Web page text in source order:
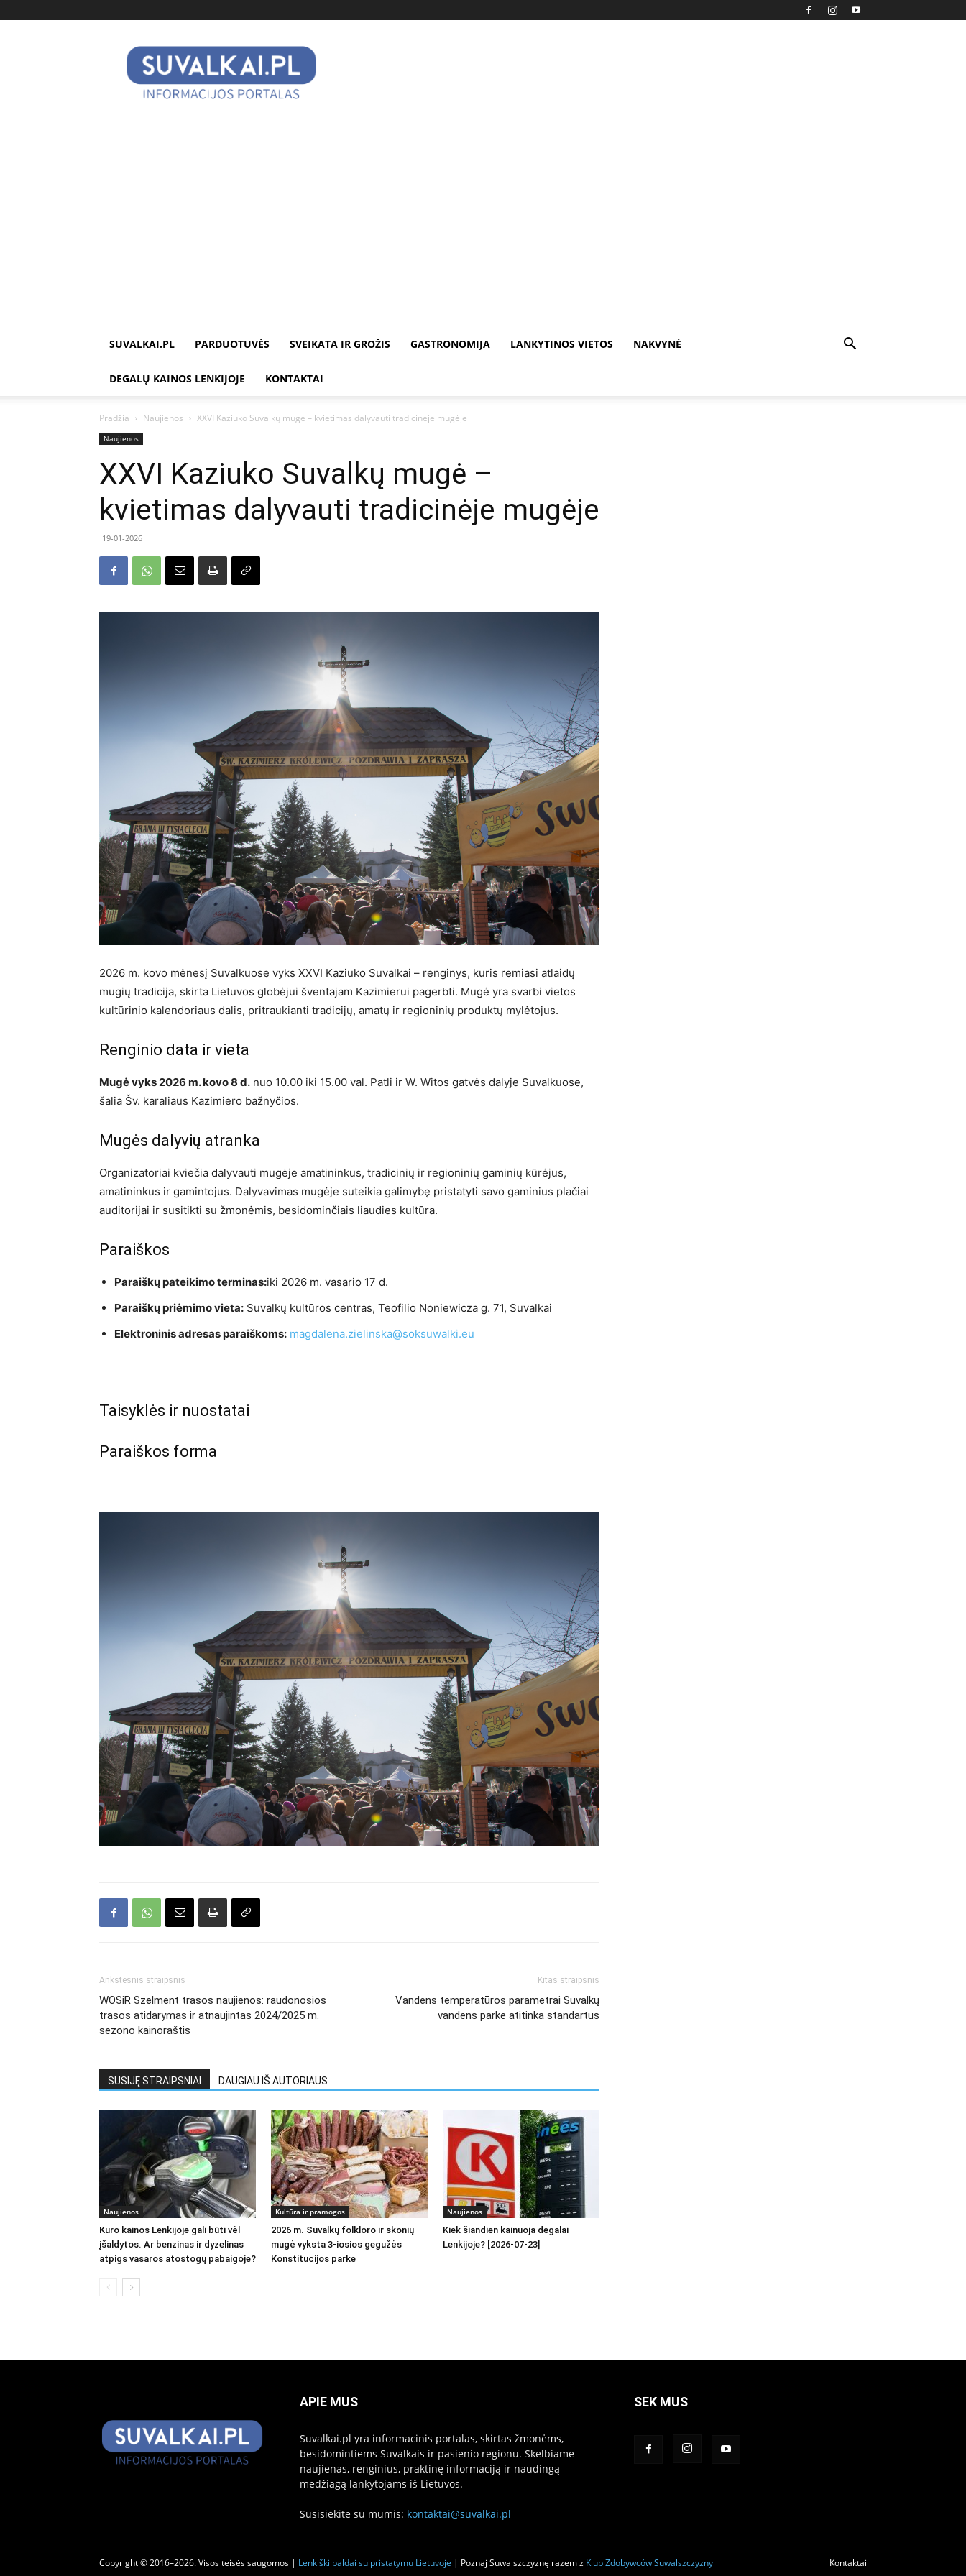
suvalkai.pl
SUVALKAI.PL PARDUOTUVĖS SVEIKATA IR GROŽIS GASTRONOMIJA LANKYTINOS VIETOS NAKVYNĖ
DEGALŲ KAINOS LENKIJOJE KONTAKTAI
Pradžia Naujienos XXVI Kaziuko Suvalkų mugė – kvietimas dalyvauti tradicinėje mugėje
Naujienos
XXVI Kaziuko Suvalkų mugė –
kvietimas dalyvauti tradicinėje mugėje
19-01-2026
2026 m. kovo mėnesį Suvalkuose vyks XXVI Kaziuko Suvalkai – renginys, kuris remiasi atlaidų
mugių tradicija, skirta Lietuvos globėjui šventajam Kazimierui pagerbti. Mugė yra svarbi vietos
kultūrinio kalendoriaus dalis, pritraukianti tradicijų, amatų ir regioninių produktų mylėtojus.
Renginio data ir vieta
Mugė vyks 2026 m. kovo 8 d. nuo 10.00 iki 15.00 val. Patli ir W. Witos gatvės dalyje Suvalkuose,
šalia Šv. karaliaus Kazimiero bažnyčios.
Mugės dalyvių atranka
Organizatoriai kviečia dalyvauti mugėje amatininkus, tradicinių ir regioninių gaminių kūrėjus,
amatininkus ir gamintojus. Dalyvavimas mugėje suteikia galimybę pristatyti savo gaminius plačiai
auditorijai ir susitikti su žmonėmis, besidominčiais liaudies kultūra.
Paraiškos
Paraiškų pateikimo terminas:iki 2026 m. vasario 17 d.
Paraiškų priėmimo vieta: Suvalkų kultūros centras, Teofilio Noniewicza g. 71, Suvalkai
Elektroninis adresas paraiškoms: magdalena.zielinska@soksuwalki.eu
Taisyklės ir nuostatai
Paraiškos forma
Ankstesnis straipsnis
WOSiR Szelment trasos naujienos: raudonosios
trasos atidarymas ir atnaujintas 2024/2025 m.
sezono kainoraštis
Kitas straipsnis
Vandens temperatūros parametrai Suvalkų
vandens parke atitinka standartus
SUSIJĘ STRAIPSNIAI DAUGIAU IŠ AUTORIAUS
Naujienos
Kuro kainos Lenkijoje gali būti vėl
įšaldytos. Ar benzinas ir dyzelinas
atpigs vasaros atostogų pabaigoje?
Kultūra ir pramogos
2026 m. Suvalkų folkloro ir skonių
mugė vyksta 3-iosios gegužės
Konstitucijos parke
Naujienos
Kiek šiandien kainuoja degalai
Lenkijoje? [2026-07-23]
APIE MUS
Suvalkai.pl yra informacinis portalas, skirtas žmonėms,
besidomintiems Suvalkais ir pasienio regionu. Skelbiame
naujienas, renginius, praktinę informaciją ir naudingą
medžiagą lankytojams iš Lietuvos.
Susisiekite su mumis: kontaktai@suvalkai.pl
SEK MUS
Kontaktai
Copyright © 2016–2026. Visos teisės saugomos | Lenkiški baldai su pristatymu Lietuvoje | Poznaj Suwalszczyznę razem z Klub Zdobywców Suwalszczyzny